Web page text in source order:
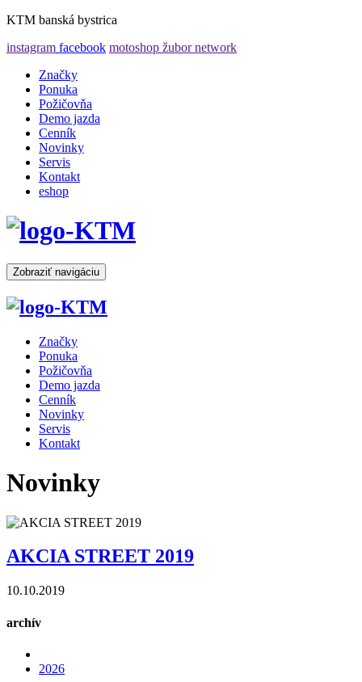
KTM banská bystrica
instagram facebook motoshop žubor network
Značky
Ponuka
Požičovňa
Demo jazda
Cenník
Novinky
Servis
Kontakt
eshop
Zobraziť navigáciu
Značky
Ponuka
Požičovňa
Demo jazda
Cenník
Novinky
Servis
Kontakt
Novinky
AKCIA STREET 2019
10.10.2019
archív
2026